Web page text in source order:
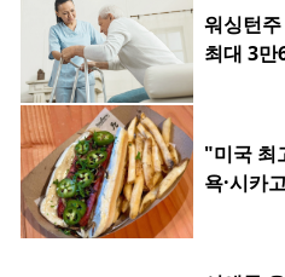
워싱턴
최대 3만
"미국 최
욕·시카